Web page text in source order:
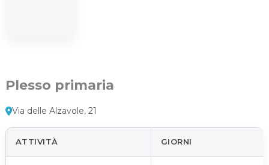
Plesso primaria
Via delle Alzavole, 21
ATTIVITÀ GIORNI